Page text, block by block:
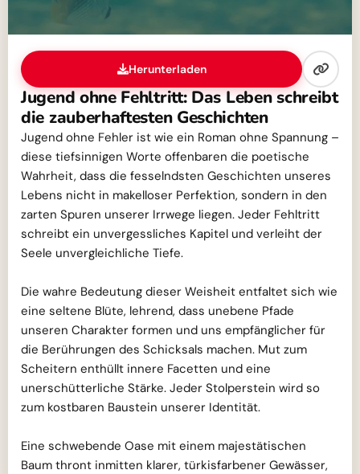
Herunterladen
Jugend ohne Fehltritt: Das Leben schreibt
die zauberhaftesten Geschichten
Jugend ohne Fehler ist wie ein Roman ohne Spannung –
diese tiefsinnigen Worte offenbaren die poetische
Wahrheit, dass die fesselndsten Geschichten unseres
Lebens nicht in makelloser Perfektion, sondern in den
zarten Spuren unserer Irrwege liegen. Jeder Fehltritt
schreibt ein unvergessliches Kapitel und verleiht der
Seele unvergleichliche Tiefe.
Die wahre Bedeutung dieser Weisheit entfaltet sich wie
eine seltene Blüte, lehrend, dass unebene Pfade
unseren Charakter formen und uns empfänglicher für
die Berührungen des Schicksals machen. Mut zum
Scheitern enthüllt innere Facetten und eine
unerschütterliche Stärke. Jeder Stolperstein wird so
zum kostbaren Baustein unserer Identität.
Eine schwebende Oase mit einem majestätischen
Baum thront inmitten klarer, türkisfarbener Gewässer,